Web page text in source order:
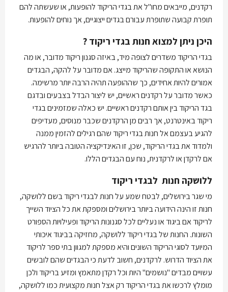
רקדנים, מייבאים מחו"ל את בגדי הריקוד להופעות, או שעשתה להם
תופרת קבועה שתופרת עבורם בגדים ייצוגיים, אך נוחים להופעות.
היכן ניתן למצוא חנות בגדי ריקוד ?
בגדי הריקוד משדרים לצופה מיד, באיזה סגנון ריקוד מדובר, או מה
הנושא או התקופה שהריקוד מייצג. אם מדובר על להקה, הבגדים
אמורים להיות אחידים, כך שההופעה תהיה הרבה יותר מרשימה.
כאשר מדובר על רקדנים ראשיים, יש ליצור הבדל בצבעים ובדגם
בגד הריקוד בין אותם רקדנים ראשיים. יש כאלה שמזמינים בגדי
ריקוד באינטרנט, אך רבים מן הרקדנים שכבר מנוסים, מעדיפים
להגיע בעצמם אל חנות בגדי ריקוד שהם רגילים להזמין ממנה
ולמדוד את בגדי הריקוד, שכן, זו האינדיקציה הטובה ביותר להרגיש
אם לרקדן או לרקדנית, נוח עם הבגדים הללו.
ללושקה חנות לבגדי ריקוד
מי שגר בירושלים, לבטח שמע על חנות לבגדי ריקוד בשם ללושקה,
חנות זו הינה הידועה ביותר בירושלים ומספקת את כל הציוד השייך
לריקוד אם ביגוד או נעליים לכל סגנונות הריקוד ופעילויות הספורט
השונות. החנות של בגדי ריקוד ללושקה, מחזיקה בביגוד איכותי
המיועד לסוגי הריקוד השונים והיא מספקת למגוון בתי ספר לריקוד
את הציוד הדרוש. לרקדנים, חשוב לדעת כי הבגדים שהם לובשים
עשויים מבדים "נושמים" היות וכל רקדן מתאמץ ומזיע בריקוד ולכן
מומלץ לרכשו את בגדי הריקוד רק אצל חנות מקצועית כמו ללושקה,